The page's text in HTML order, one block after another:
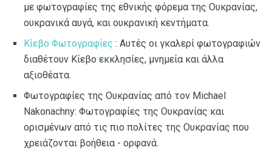
με φωτογραφίες της εθνικής φόρεμα της Ουκρανίας,
ουκρανικά αυγά, και ουκρανική κεντήματα.
Κίεβο Φωτογραφίες : Αυτές οι γκαλερί φωτογραφιών
διαθέτουν Κίεβο εκκλησίες, μνημεία και άλλα
αξιοθέατα.
Φωτογραφίες της Ουκρανίας από τον Michael
Nakonachny: Φωτογραφίες της Ουκρανίας και
ορισμένων από τις πιο πολίτες της Ουκρανίας που
χρειάζονται βοήθεια - ορφανά.